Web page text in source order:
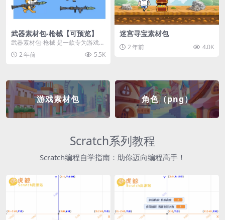
武器素材包-枪械【可预览】
武器素材包-枪械 是一款专为游戏开
发者和创作者设计的素材包，包含
多种高质量的枪械...
2 年前 5.5K
迷宫寻宝素材包
2 年前 4.0K
游戏素材包 角色（png）
Scratch系列教程
Scratch编程自学指南：助你迈向编程高手！